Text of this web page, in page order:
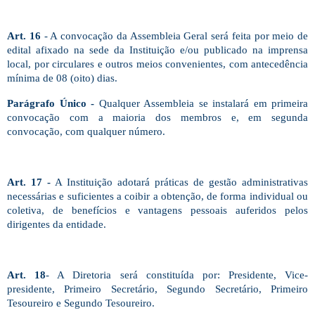
Art. 16 - A convocação da Assembleia Geral será feita por meio de
edital afixado na sede da Instituição e/ou publicado na imprensa
local, por circulares e outros meios convenientes, com antecedência
mínima de 08 (oito) dias.
Parágrafo Único - Qualquer Assembleia se instalará em primeira
convocação com a maioria dos membros e, em segunda
convocação, com qualquer número.
Art. 17 - A Instituição adotará práticas de gestão administrativas
necessárias e suficientes a coibir a obtenção, de forma individual ou
coletiva, de benefícios e vantagens pessoais auferidos pelos
dirigentes da entidade.
Art. 18- A Diretoria será constituída por: Presidente, Vice-
presidente, Primeiro Secretário, Segundo Secretário, Primeiro
Tesoureiro e Segundo Tesoureiro.